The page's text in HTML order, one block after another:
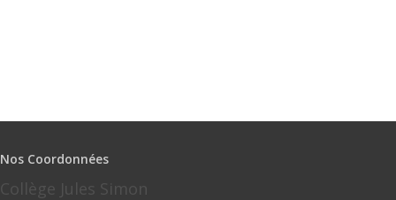
Nos Coordonnées
Collège Jules Simon